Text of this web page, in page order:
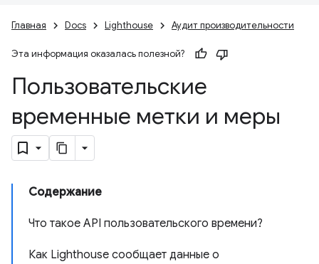
Главная Docs Lighthouse Аудит производительности
Эта информация оказалась полезной?
Пользовательские
временные метки и меры
Содержание
Что такое API пользовательского времени?
Как Lighthouse сообщает данные о